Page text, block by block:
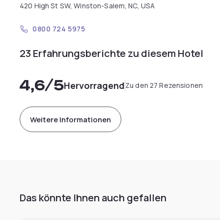
420 High St SW, Winston-Salem, NC, USA
0800 724 5975
23 Erfahrungsberichte zu diesem Hotel
4,6/5HervorragendZu den 27 Rezensionen
Weitere Informationen
Das könnte Ihnen auch gefallen